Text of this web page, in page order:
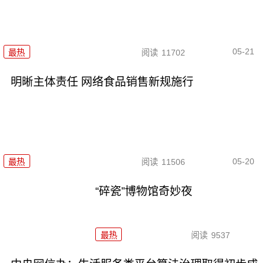
最热 阅读 11702 05-21
明晰主体责任 网络食品销售新规施行
最热 阅读 11506 05-20
“碎瓷”博物馆奇妙夜
最热 阅读 9537